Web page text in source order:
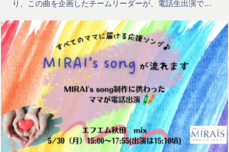
り、この曲を企画したチームリーダーが、電話生出演で…